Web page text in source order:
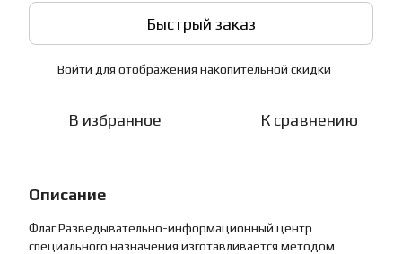
Быстрый заказ
Войти для отображения накопительной скидки
В избранное К сравнению
Описание
Флаг Разведывательно-информационный центр
специального назначения изготавливается методом